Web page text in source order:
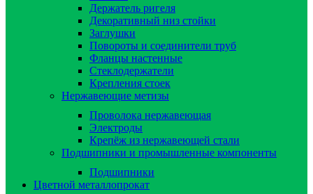
Держатель ригеля
Декоративный низ стойки
Заглушки
Повороты и соединители труб
Фланцы настенные
Стеклодержатели
Крепления стоек
Нержавеющие метизы
Проволока нержавеющая
Электроды
Крепёж из нержавеющей стали
Подшипники и промышленные компоненты
Подшипники
Цветной металлопрокат